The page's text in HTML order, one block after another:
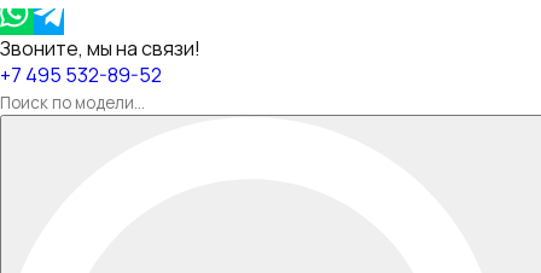
Звоните, мы на связи!
+7 495 532-89-52